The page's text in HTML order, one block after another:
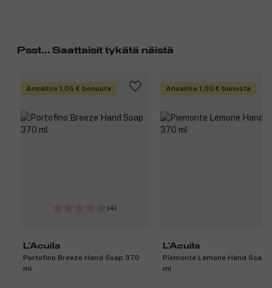
Psst... Saattaisit tykätä näistä
Ansaitse 1,05 € bonusta
(4)
L'Acuila
Portofino Breeze Hand Soap 370
ml
Ansaitse 1,00 € bonusta
L'Acuila
Piemonte Lemone Hand Soap
ml